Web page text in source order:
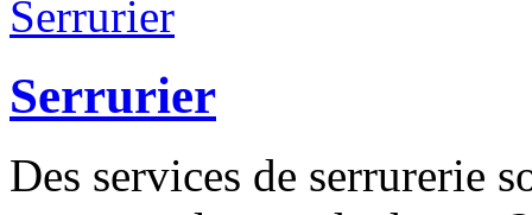
Serrurier
Des services de serrurerie